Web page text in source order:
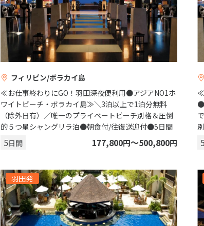
フィリピン/ボラカイ島
≪お仕事終わりにGO！羽田深夜便利用●アジアNO1ホ
ワイトビーチ・ボラカイ島≫＼3泊以上で1泊分無料
（除外日有）／唯一のプライベートビーチ別格＆圧倒
的５つ星シャングリラ泊●朝食付/往復送迎付●5日間
5日間 177,800円〜500,800円
≪
●
羽田発